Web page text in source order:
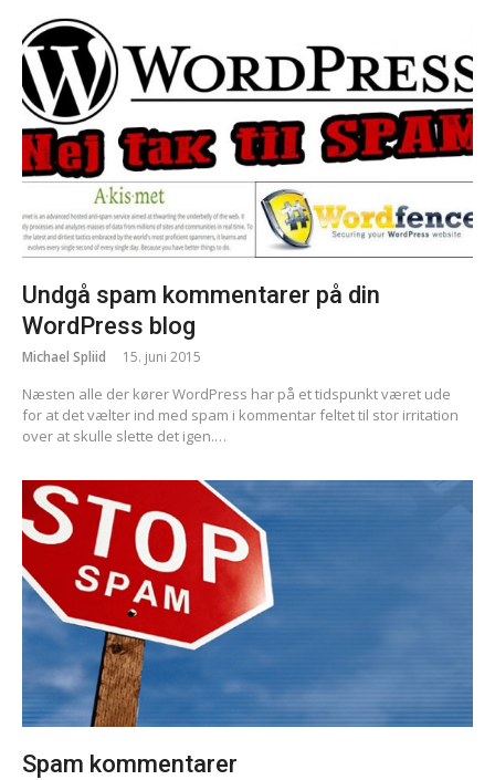
Undgå spam kommentarer på din
WordPress blog
Michael Spliid 15. juni 2015
Næsten alle der kører WordPress har på et tidspunkt været ude
for at det vælter ind med spam i kommentar feltet til stor irritation
over at skulle slette det igen.…
Spam kommentarer